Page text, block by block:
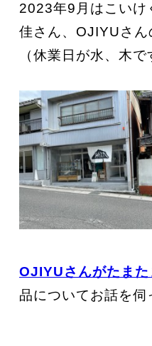
2023年9月はこいけ
佳さん、OJIYUさん
（休業日が水、木で
OJIYUさんがたま
品についてお話を伺